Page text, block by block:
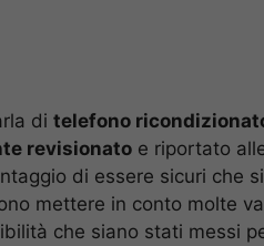
di telefono
revisionato e riportato
di essere sicuri che
mettere in conto molte
che siano stati messi